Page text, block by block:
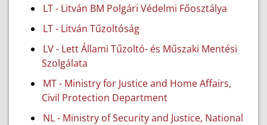
LT - Litván BM Polgári Védelmi Főosztálya
LT - Litván Tűzoltóság
LV - Lett Állami Tűzoltó- és Műszaki Mentési
Szolgálata
MT - Ministry for Justice and Home Affairs,
Civil Protection Department
NL - Ministry of Security and Justice, National